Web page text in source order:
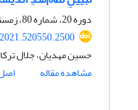
دوره 20، شماره 80، زمستان 1399، صفحه
حسین مهدیان، جلال
مشاهده مقاله